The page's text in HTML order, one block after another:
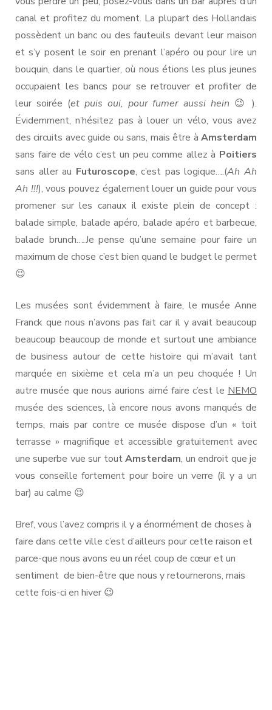
canal et profitez du moment. La plupart des Hollandais
possèdent un banc ou des fauteuils devant leur maison
et s’y posent le soir en prenant l’apéro ou pour lire un
bouquin, dans le quartier, où nous étions les plus jeunes
occupaient les bancs pour se retrouver et profiter de
leur soirée (et puis oui, pour fumer aussi hein 😉 ).
Évidemment, n’hésitez pas à louer un vélo, vous avez
des circuits avec guide ou sans, mais être à Amsterdam
sans faire de vélo c’est un peu comme allez à Poitiers
sans aller au Futuroscope, c’est pas logique….(Ah Ah
Ah !!!), vous pouvez également louer un guide pour vous
promener sur les canaux il existe plein de concept :
balade simple, balade apéro, balade apéro et barbecue,
balade brunch….Je pense qu’une semaine pour faire un
maximum de chose c’est bien quand le budget le permet
😉
Les musées sont évidemment à faire, le musée Anne
Franck que nous n’avons pas fait car il y avait beaucoup
beaucoup beaucoup de monde et surtout une ambiance
de business autour de cette histoire qui m’avait tant
marquée en sixième et cela m’a un peu choquée ! Un
autre musée que nous aurions aimé faire c’est le NEMO
musée des sciences, là encore nous avons manqués de
temps, mais par contre ce musée dispose d’un « toit
terrasse » magnifique et accessible gratuitement avec
une superbe vue sur toutAmsterdam, un endroit que je
vous conseille fortement pour boire un verre (il y a un
bar) au calme 😉
Bref, vous l’avez compris il y a énormément de choses à
faire dans cette ville c’est d’ailleurs pour cette raison et
parce-que nous avons eu un réel coup de cœur et un
sentiment de bien-être que nous y retournerons, mais
cette fois-ci en hiver 😉